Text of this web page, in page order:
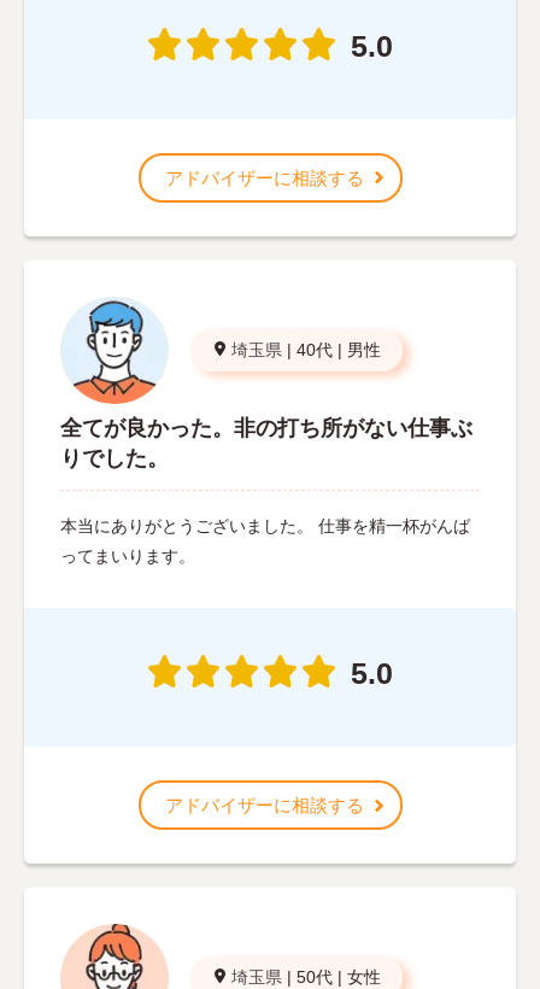
5.0
アドバイザーに相談する
埼玉県 | 40代 | 男性
全てが良かった。非の打ち所がない仕事ぶ
りでした。
本当にありがとうございました。 仕事を精一杯がんば
ってまいります。
5.0
アドバイザーに相談する
埼玉県 | 50代 | 女性